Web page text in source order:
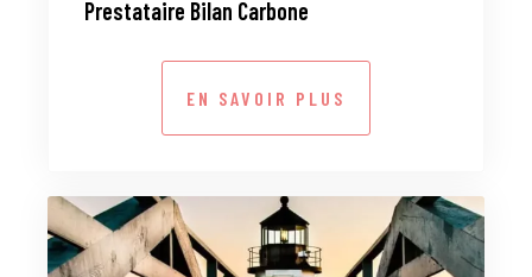
Prestataire Bilan Carbone
EN SAVOIR PLUS